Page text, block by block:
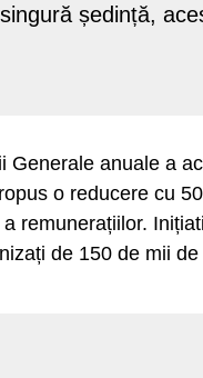
ședință,
Generale anuale a
o reducere cu
remunerațiilor.
de 150 de mii de